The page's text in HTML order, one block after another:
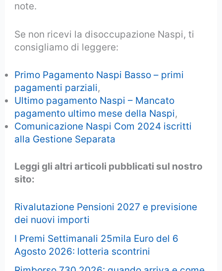
note.
Se non ricevi la disoccupazione Naspi, ti
consigliamo di leggere:
Primo Pagamento Naspi Basso – primi
pagamenti parziali,
Ultimo pagamento Naspi – Mancato
pagamento ultimo mese della Naspi,
Comunicazione Naspi Com 2024 iscritti
alla Gestione Separata
Leggi gli altri articoli pubblicati sul nostro
sito:
Rivalutazione Pensioni 2027 e previsione
dei nuovi importi
I Premi Settimanali 25mila Euro del 6
Agosto 2026: lotteria scontrini